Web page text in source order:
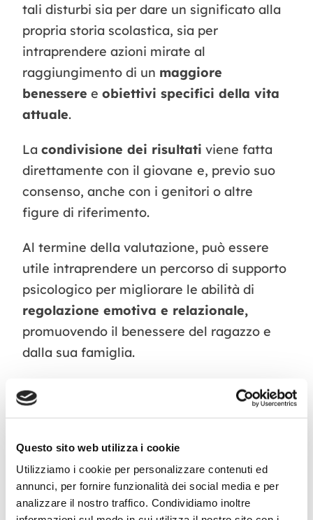
Questo sito web utilizza i cookie
Utilizziamo i cookie per personalizzare contenuti ed
annunci, per fornire funzionalità dei social media e per
analizzare il nostro traffico. Condividiamo inoltre
tali disturbi sia per dare un significato alla
propria storia scolastica, sia per
intraprendere azioni mirate al
raggiungimento di un maggiore
benessere e obiettivi specifici della vita
attuale.
La condivisione dei risultati viene fatta
direttamente con il giovane e, previo suo
consenso, anche con i genitori o altre
figure di riferimento.
Al termine della valutazione, può essere
utile intraprendere un percorso di supporto
psicologico per migliorare le abilità di
regolazione emotiva e relazionale,
promuovendo il benessere del ragazzo e
dalla sua famiglia.
Se i ragazzi presentano
dell’attenzione o di regolazione emotiva
trainingFEREAche consente al ragazzo di
mettere in atto strategie per migliorare
l’autoregolazione e le Funzioni Esecutive.